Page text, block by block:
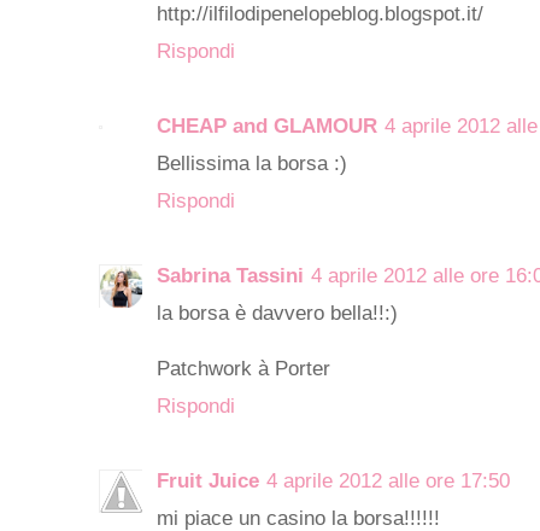
http://ilfilodipenelopeblog.blogspot.it/
Rispondi
CHEAP and GLAMOUR 4 aprile 2012
Bellissima la borsa :)
Rispondi
Sabrina Tassini 4 aprile 2012 alle ore
la borsa è davvero bella!!:)
Patchwork à Porter
Rispondi
Fruit Juice 4 aprile 2012 alle ore 17:50
mi piace un casino la borsa!!!!!!